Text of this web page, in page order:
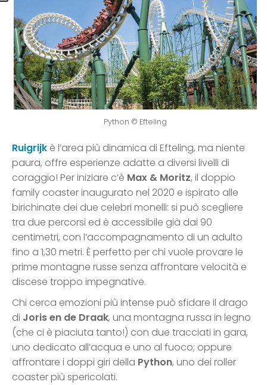
Python © Efteling
Ruigrijk è l’area più dinamica di Efteling, ma niente
paura, offre esperienze adatte a diversi livelli di
coraggio! Per iniziare c’è Max & Moritz, il doppio
family coaster inaugurato nel 2020 e ispirato alle
birichinate dei due celebri monelli: si può scegliere
tra due percorsi ed è accessibile già dai 90
centimetri, con l’accompagnamento di un adulto
fino a 1,30 metri. È perfetto per chi vuole provare le
prime montagne russe senza affrontare velocità e
discese troppo impegnative.
Chi cerca emozioni più intense può sfidare il drago
di Joris en de Draak, una montagna russa in legno
(che ci è piaciuta tanto!) con due tracciati in gara,
uno dedicato all’acqua e uno al fuoco; oppure
affrontare i doppi giri della Python, uno dei roller
coaster più spericolati.